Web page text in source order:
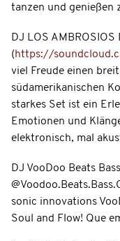
tanzen und genießen
DJ LOS AMBROSIOS
(https://
viel Freude einen
südamerikanischen
starkes Set ist ein
Emotionen und
elektronisch, mal
DJ VooDoo Beats
sonic innovations
Soul and Flow! Que